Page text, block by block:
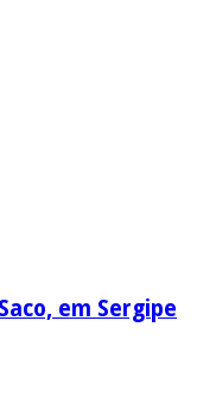
em Sergipe